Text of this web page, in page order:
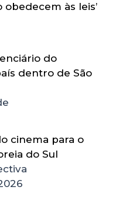
às leis’
do
dentro de São
cinema para o
do Sul